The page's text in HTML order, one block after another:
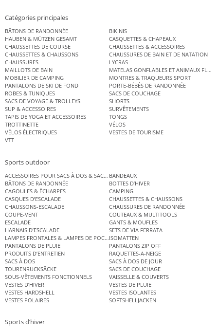
Catégories principales
BÂTONS DE RANDONNÉE
BIKINIS
HAUBEN & MÜTZEN GESAMT
CASQUETTES & CHAPEAUX
CHAUSSETTES DE COURSE
CHAUSSETTES & ACCESSOIRES
CHAUSSETTES & CHAUSSONS
CHAUSSURES DE BAIN ET DE NATATION
CHAUSSURES
LYCRAS
MAILLOTS DE BAIN
MATELAS GONFLABLES ET ANIMAUX
MOBILIER DE CAMPING
MONTRES & TRAQUEURS SPORT
PANTALONS DE SKI DE FOND
PORTE-BÉBÉS DE RANDONNÉE
ROBES & TUNIQUES
SACS DE COUCHAGE
SACS DE VOYAGE & TROLLEYS
SHORTS
SUP & ACCESSOIRES
SURVÊTEMENTS
TAPIS DE YOGA ET ACCESSOIRES
TONGS
TROTTINETTE
VÉLOS
VÉLOS ÉLECTRIQUES
VESTES DE TOURISME
VTT
Sports outdoor
ACCESSOIRES POUR SACS À DOS & SACS ÉTANCHES
BANDEAUX
BÂTONS DE RANDONNÉE
BOTTES D’HIVER
CAGOULES & ÉCHARPES
CAMPING
CASQUES D’ESCALADE
CHAUSSETTES & CHAUSSONS
CHAUSSONS-ESCALADE
CHAUSSURES DE RANDONNÉE
COUPE-VENT
COUTEAUX & MULTITOOLS
ESCALADE
GANTS & MOUFLES
HARNAIS D’ESCALADE
SETS DE VIA FERRATA
LAMPES FRONTALES & LAMPES DE POCHEISOMATTEN
PANTALONS DE PLUIE
PANTALONS ZIP OFF
PRODUITS D’ENTRETIEN
RAQUETTES-A-NEIGE
SACS À DOS
SACS À DOS DE JOUR
TOURENRUCKSÄCKE
SACS DE COUCHAGE
SOUS-VÊTEMENTS FONCTIONNELS
VAISSELLE & COUVERTS
VESTES D’HIVER
VESTES DE PLUIE
VESTES HARDSHELL
VESTES ISOLANTES
VESTES POLAIRES
SOFTSHELLJACKEN
Sports d’hiver